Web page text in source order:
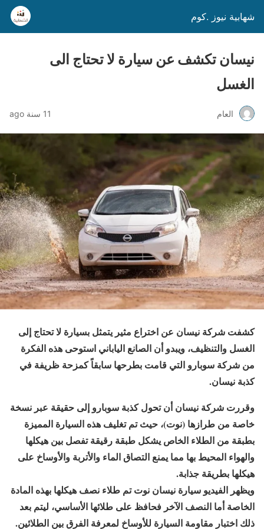
شهابية نيوز .كوم
نيسان تكشف عن سيارة لا تحتاج الى
الغسل
العام 11 سنة ago
كشفت شركة نيسان عن اختراع مثير يتمثل بسيارة لا تحتاج إلى
الغسل والتنظيف، ويبدو أن الصانع الياباني استوحى هذه الفكرة
من شركة سوبارو التي قامت بطرحها سابقاً كمزحة ظريفة في
كذبة نيسان.
وقررت شركة نيسان أن تحول كذبة سوبارو إلى حقيقة عبر نسخة
خاصة من طرازها (نوت)، حيث تم تغليف هذه السيارة المميزة
بطبقة من الطلاء الخاص يشكل طبقة رقيقة تفصل بين هيكلها
والهواء المحيط بها مما يمنع التصاق الماء والأتربة والأوساخ على
هيكلها بطريقة جذابة.
ويظهر الفيديو سيارة نيسان نوت تم طلاء نصف هيكلها بهذه المادة
الخاصة أما النصف الآخر فحافظ على طلائها الأساسي، ليتم بعد
ذلك اختبار مقاومة السيارة للأوساخ لمعرفة الفرق بين الطلائين.